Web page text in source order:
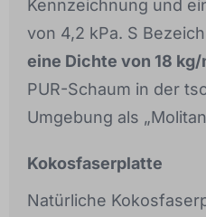
Kennzeichnung und
von 4,2 kPa. S
eine Dichte von 18 kg/
PUR-Schaum in der
Umgebung als
Kokosfaserplatte
Natürliche